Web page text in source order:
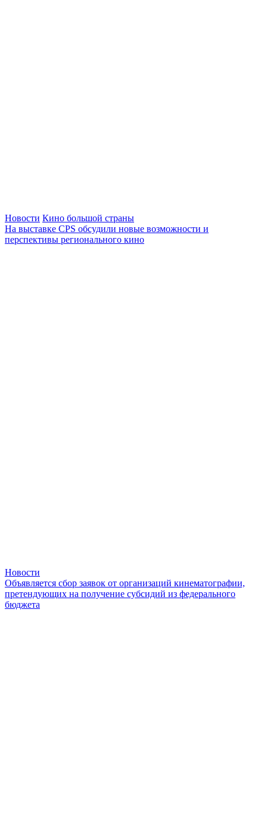
Новости Кино большой страны
На выставке CPS обсудили новые возможности и
перспективы регионального кино
Новости
Объявляется сбор заявок от организаций кинематографии,
претендующих на получение субсидий из федерального
бюджета